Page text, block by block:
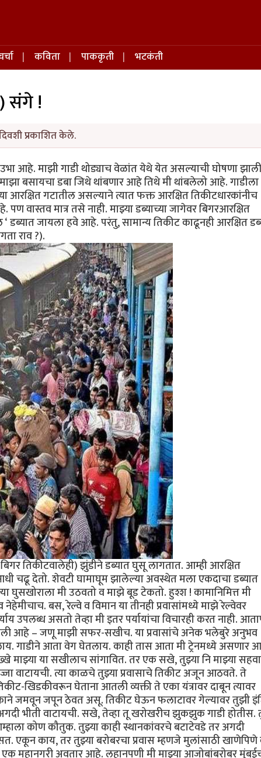
कविता पाककृती
भटकंती
) संगे !
प्रकाशित केले.
आहे. माझी गाडी थोड्याच वेळांत येथे येत असल्याची घोषणा झाली
बसायचा डबा जिथे थांबणार आहे तिथे मी थांबलेलो आहे. गाडीला
आरक्षित गटातील असल्याने त्यात फक्त आरक्षित तिकीटधारकांनीच
वास्तव मात्र तसे नाही. माझ्या डब्याच्या जागेवर बिगरआरक्षित
जायला हवे आहे. परंतु, सामान्य तिकीट काढूनही आरक्षित
राव ?).
तिकीटवालेही) झुंडीने डब्यात घुसू लागतात. आम्ही आरक्षित
चढू देतो. शेवटी घामाघूम झालेल्या अवस्थेत मला एकदाचा डब्यात
मी उठवतो व माझे बूड टेकतो. हुश्श ! कामानिमित्त मी
बस, रेल्वे व विमान या तीनही प्रवासांमध्ये माझे रेल्वेवर
उपलब्ध असतो तेव्हा मी इतर पर्यायांचा विचारही करत नाही.
आहे – जणू माझी सफर-सखीच. या प्रवासांचे अनेक भलेबुरे अनुभव
गाडीने आता वेग घेतलाय. काही तास आता मी ट्रेनमध्ये असणार
माझ्या या सखीलाच सांगावित. तर एक सखे, तुझ्या नि माझ्या
वाटायची. त्या काळचे तुझ्या प्रवासाचे तिकीट अजून आठवते. ते
खिडकीवरून घेताना आतली व्यक्ती ते एका यंत्रावर दाबून त्यावर
जमवून जपून ठेवत असू. तिकीट घेऊन फलाटावर गेल्यावर तुझी
भीती वाटायची. सखे, तेव्हा तू खरोखरीच झुकझुक गाडी होतीस.
कोण कौतुक. तुझ्या काही स्थानकांवरचे बटाटेवडे तर अगदी
काय, तर तुझ्या बरोबरचा प्रवास म्हणजे मुलांसाठी खाणेपिणे
महानगरी अवतार आहे. लहानपणी मी माझ्या आजोबांबरोबर